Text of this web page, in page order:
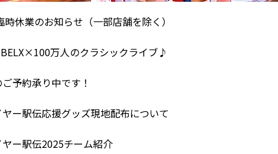
時休業のお知らせ（一部店舗を除く）
万人のクラシックライブ♪
予約承り中です！
ヤー駅伝応援グッズ現地配布について
ヤー駅伝2025チーム紹介